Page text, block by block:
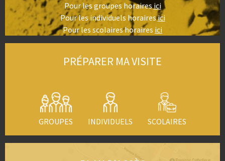
Pour les groupes horairesici
Pour les individuels horairesici
Pour les scolaires horaires ici
PRÉPARER MA VISITE
GROUPES INDIVIDUELS SCOLAIRES